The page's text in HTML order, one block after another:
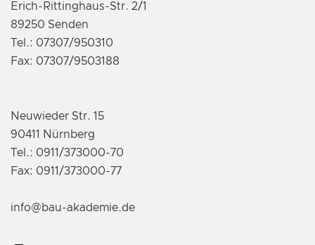
Erich-Rittinghaus-Str. 2/1
89250 Senden
Tel.: 07307/950310
Fax: 07307/9503188
Neuwieder Str. 15
90411 Nürnberg
Tel.: 0911/373000-70
Fax: 0911/373000-77
info@bau-akademie.de